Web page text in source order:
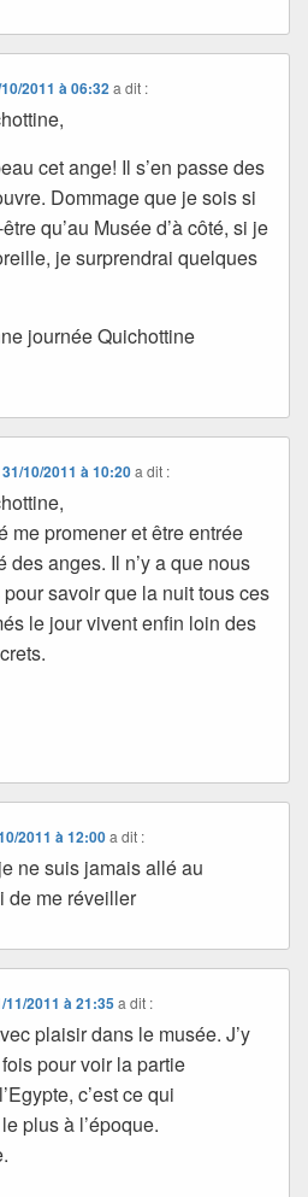
2011 à 06:32 a dit :
cet ange! Il s’en passe des
Dommage que je sois si
qu’au Musée d’à côté, si je
je surprendrai quelques
journée Quichottine
31/10/2011 à 10:20 a dit :
me promener et être entrée
des anges. Il n’y a que nous
savoir que la nuit tous ces
le jour vivent enfin loin des
2011 à 12:00 a dit :
ne suis jamais allé au
de me réveiller
11/2011 à 21:35 a dit :
plaisir dans le musée. J’y
pour voir la partie
c’est ce qui
plus à l’époque.